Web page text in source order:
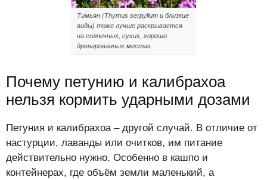
Тимьян (Thymus serpyllum и близкие
виды) тоже лучше раскрывается
на солнечных, сухих, хорошо
дренированных местах.
Почему петунию и калибрахоа
нельзя кормить ударными дозами
Петуния и калибрахоа – другой случай. В отличие от
настурции, лаванды или очитков, им питание
действительно нужно. Особенно в кашпо и
контейнерах, где объём земли маленький, а